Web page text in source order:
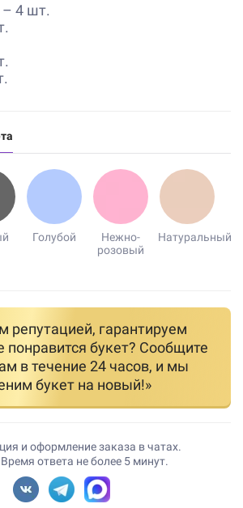
– 4 шт.
Голубой
Нежно-
розовый
Натуральный
репутацией, гарантируем
понравится букет? Сообщите
в течение 24 часов, и мы
букет на новый!»
и оформление заказа в чатах.
ответа не более 5 минут.